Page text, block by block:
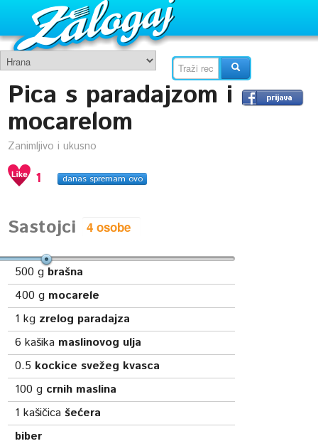
Pica s paradajzom i
mocarelom
Zanimljivo i ukusno
1 danas spremam ovo
Sastojci
500 g brašna
400 g mocarele
1 kg zrelog paradajza
6 kašika maslinovog ulja
0.5 kockice svežeg kvasca
100 g crnih maslina
1 kašičicašećera
biber